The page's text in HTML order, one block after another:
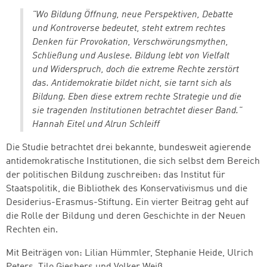
"Wo Bildung Öffnung, neue Perspektiven, Debatte
und Kontroverse bedeutet, steht extrem rechtes
Denken für Provokation, Verschwörungsmythen,
Schließung und Auslese. Bildung lebt von Vielfalt
und Widerspruch, doch die extreme Rechte zerstört
das. Antidemokratie bildet nicht, sie tarnt sich als
Bildung. Eben diese extrem rechte Strategie und die
sie tragenden Institutionen betrachtet dieser Band."
Hannah Eitel und Alrun Schleiff
Die Studie betrachtet drei bekannte, bundesweit agierende
antidemokratische Institutionen, die sich selbst dem Bereich
der politischen Bildung zuschreiben: das Institut für
Staatspolitik, die Bibliothek des Konservativismus und die
Desiderius-Erasmus-Stiftung. Ein vierter Beitrag geht auf
die Rolle der Bildung und deren Geschichte in der Neuen
Rechten ein.
Mit Beiträgen von: Lilian Hümmler, Stephanie Heide, Ulrich